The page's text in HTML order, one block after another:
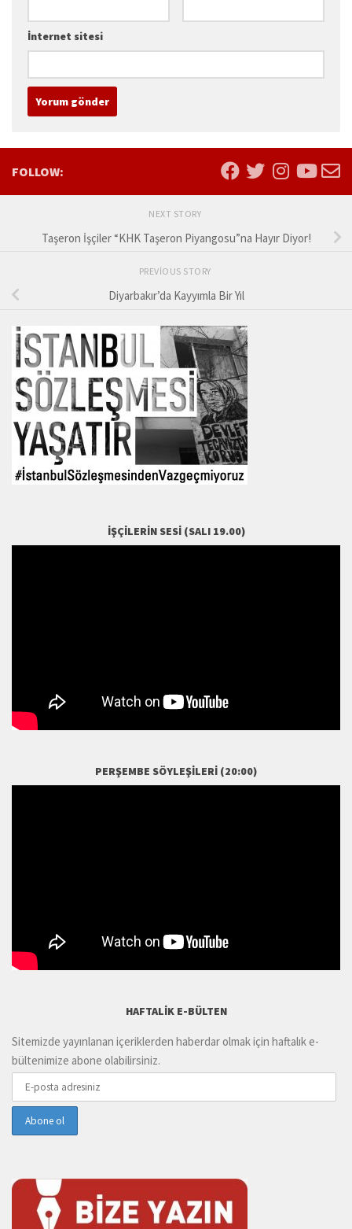
İnternet sitesi
FOLLOW:
NEXT STORY
Taşeron İşçiler “KHK Taşeron Piyangosu”na Hayır Diyor!
PREVIOUS STORY
Diyarbakır’da Kayyımla Bir Yıl
İŞÇILERIN SESI (SALI 19.00)
PERŞEMBE SÖYLEŞILERI (20:00)
HAFTALIK E-BÜLTEN
Sitemizde yayınlanan içeriklerden haberdar olmak için haftalık e-
bültenimize abone olabilirsiniz.